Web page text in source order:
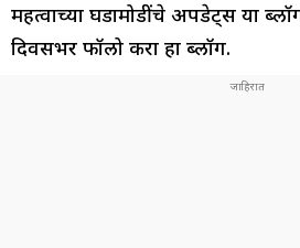
महत्वाच्या घडामोडींचे अपडेट्स या
दिवसभर फॉलो करा हा ब्लॉग.